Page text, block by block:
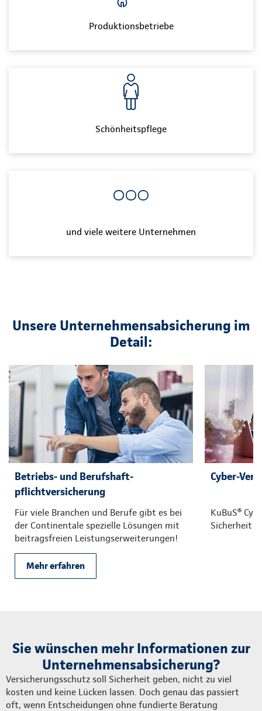
Produktionsbetriebe
Schönheitspflege
und viele weitere Unternehmen
Unsere Unternehmensabsicherung im
Detail:
Betriebs- und Berufshaft-
pflichtversicherung
Für viele Branchen und Berufe gibt es bei
der Continentale spezielle Lösungen mit
beitragsfreien Leistungserweiterungen!
Mehr erfahren
Cyber-
KuBuS®
Sicherheit
Sie wünschen mehr Informationen zur
Unternehmensabsicherung?
Versicherungsschutz soll Sicherheit geben, nicht zu viel
kosten und keine Lücken lassen. Doch genau das passiert
oft, wenn Entscheidungen ohne fundierte Beratung